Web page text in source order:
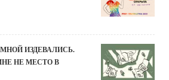
ИЗДЕВАЛИСЬ.
НЕ МЕСТО В